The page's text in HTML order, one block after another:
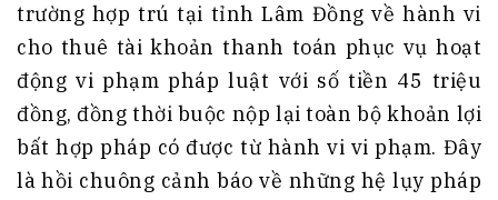
trường hợp trú tại tỉnh Lâm Đồng về hành vi
cho thuê tài khoản thanh toán phục vụ hoạt
động vi phạm pháp luật với số tiền 45 triệu
đồng, đồng thời buộc nộp lại toàn bộ khoản lợi
bất hợp pháp có được từ hành vi vi phạm. Đây
là hồi chuông cảnh báo về những hệ lụy pháp